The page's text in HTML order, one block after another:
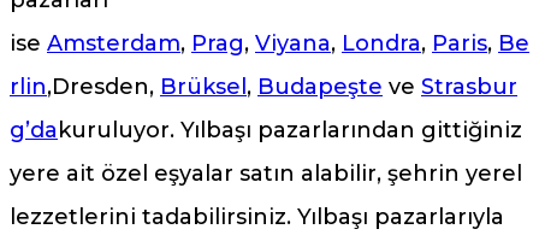
ise Amsterdam, Prag, Viyana, Londra, Paris, Be
rlin,Dresden, Brüksel , Budapeşte ve Strasbur
g’da kuruluyor. Yılbaşı pazarlarından gittiğiniz
yere ait özel eşyalar satın alabilir, şehrin yerel
lezzetlerini tadabilirsiniz. Yılbaşı pazarlarıyla